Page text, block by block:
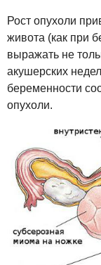
Рост опухоли
живота (как при
выражать не
акушерских
беременности
опухоли.